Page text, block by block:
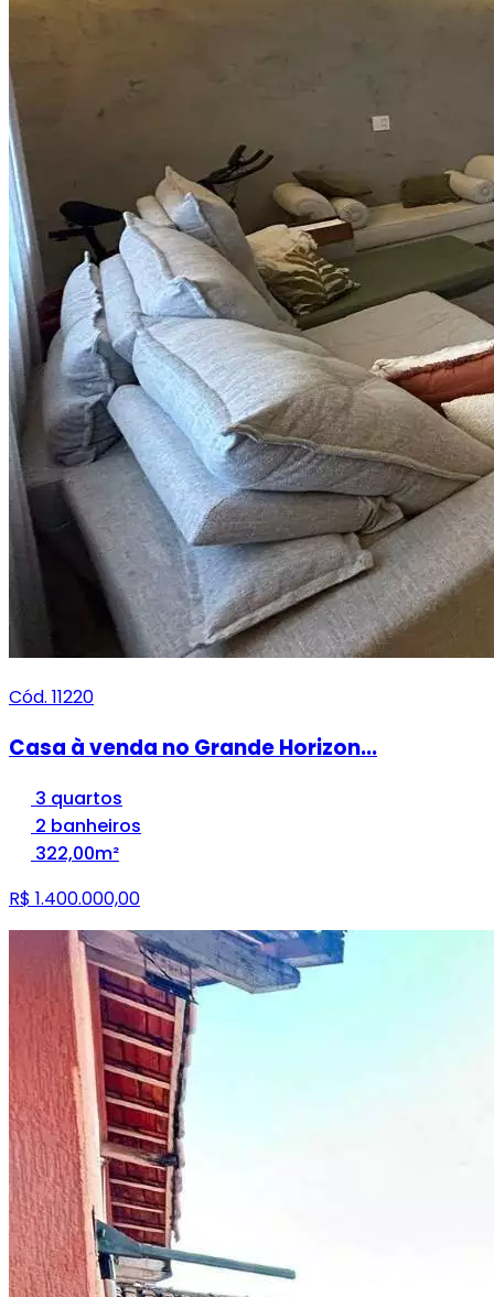
Cód. 11220
Casa à venda no Grande Horizon...
3 quartos
2 banheiros
322,00m²
R$ 1.400.000,00